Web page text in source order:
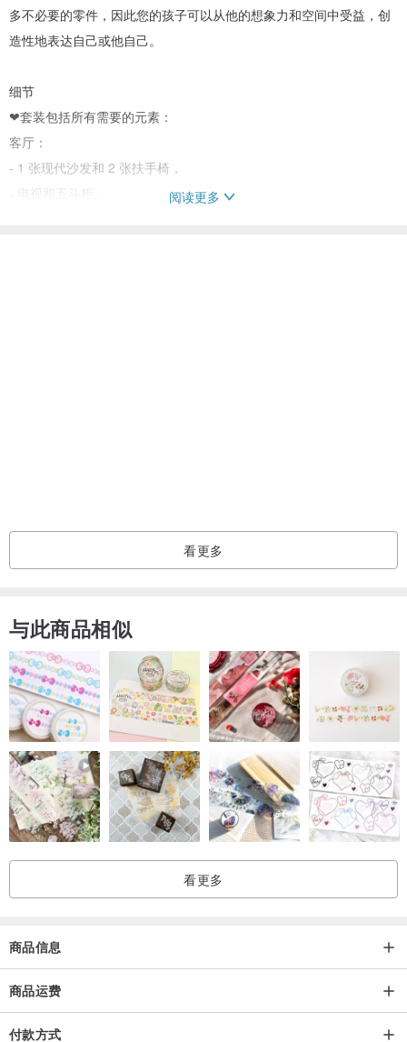
多不必要的零件，因此您的孩子可以从他的想象力和空间中受益，创
造性地表达自己或他自己。
细节
❤套装包括所有需要的元素：
客厅：
- 1 张现代沙发和 2 张扶手椅，
- 电视和五斗柜，
- 1张带2把椅子的大餐桌，
- 水槽和炉子。
浴室：
- 洗手间，
- 浴室水槽，
- 洗澡，
-淋浴。
❤由山毛榉木制成。
阅读更多
看更多
与此商品相似
看更多
商品信息
商品运费
付款方式